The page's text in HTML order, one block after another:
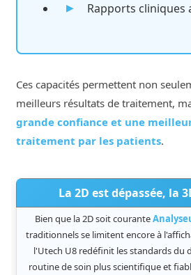
Rapports cliniques
Ces capacités permettent non
meilleurs résultats de traitement,
grande confiance et une
traitement par les patients.
La 2D est dépassée, la
Bien que la 2D soit courante
traditionnels se limitent encore à
l'Utech U8 redéfinit les standards du
routine de soin plus scientifique et